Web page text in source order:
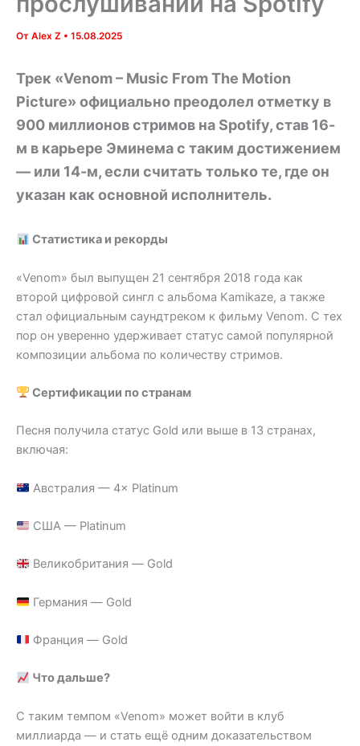
От Alex Z • 15.08.2025
Трек «Venom – Music From The Motion
Picture» официально преодолел отметку в
900 миллионов стримов на Spotify, став 16-
м в карьере Эминема с таким достижением
— или 14-м, если считать только те, где он
указан как основной исполнитель.
Статистика и рекорды
«Venom» был выпущен 21 сентября 2018 года как
второй цифровой сингл с альбома Kamikaze, а также
стал официальным саундтреком к фильму Venom. С тех
пор он уверенно удерживает статус самой популярной
композиции альбома по количеству стримов.
Сертификации по странам
Песня получила статус Gold или выше в 13 странах,
включая:
Австралия — 4× Platinum
США — Platinum
Великобритания — Gold
Германия — Gold
Франция — Gold
Что дальше?
С таким темпом «Venom» может войти в клуб
миллиарда — и стать ещё одним доказательством